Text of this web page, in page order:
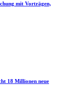
mit Vorträgen,
18 Millionen neue